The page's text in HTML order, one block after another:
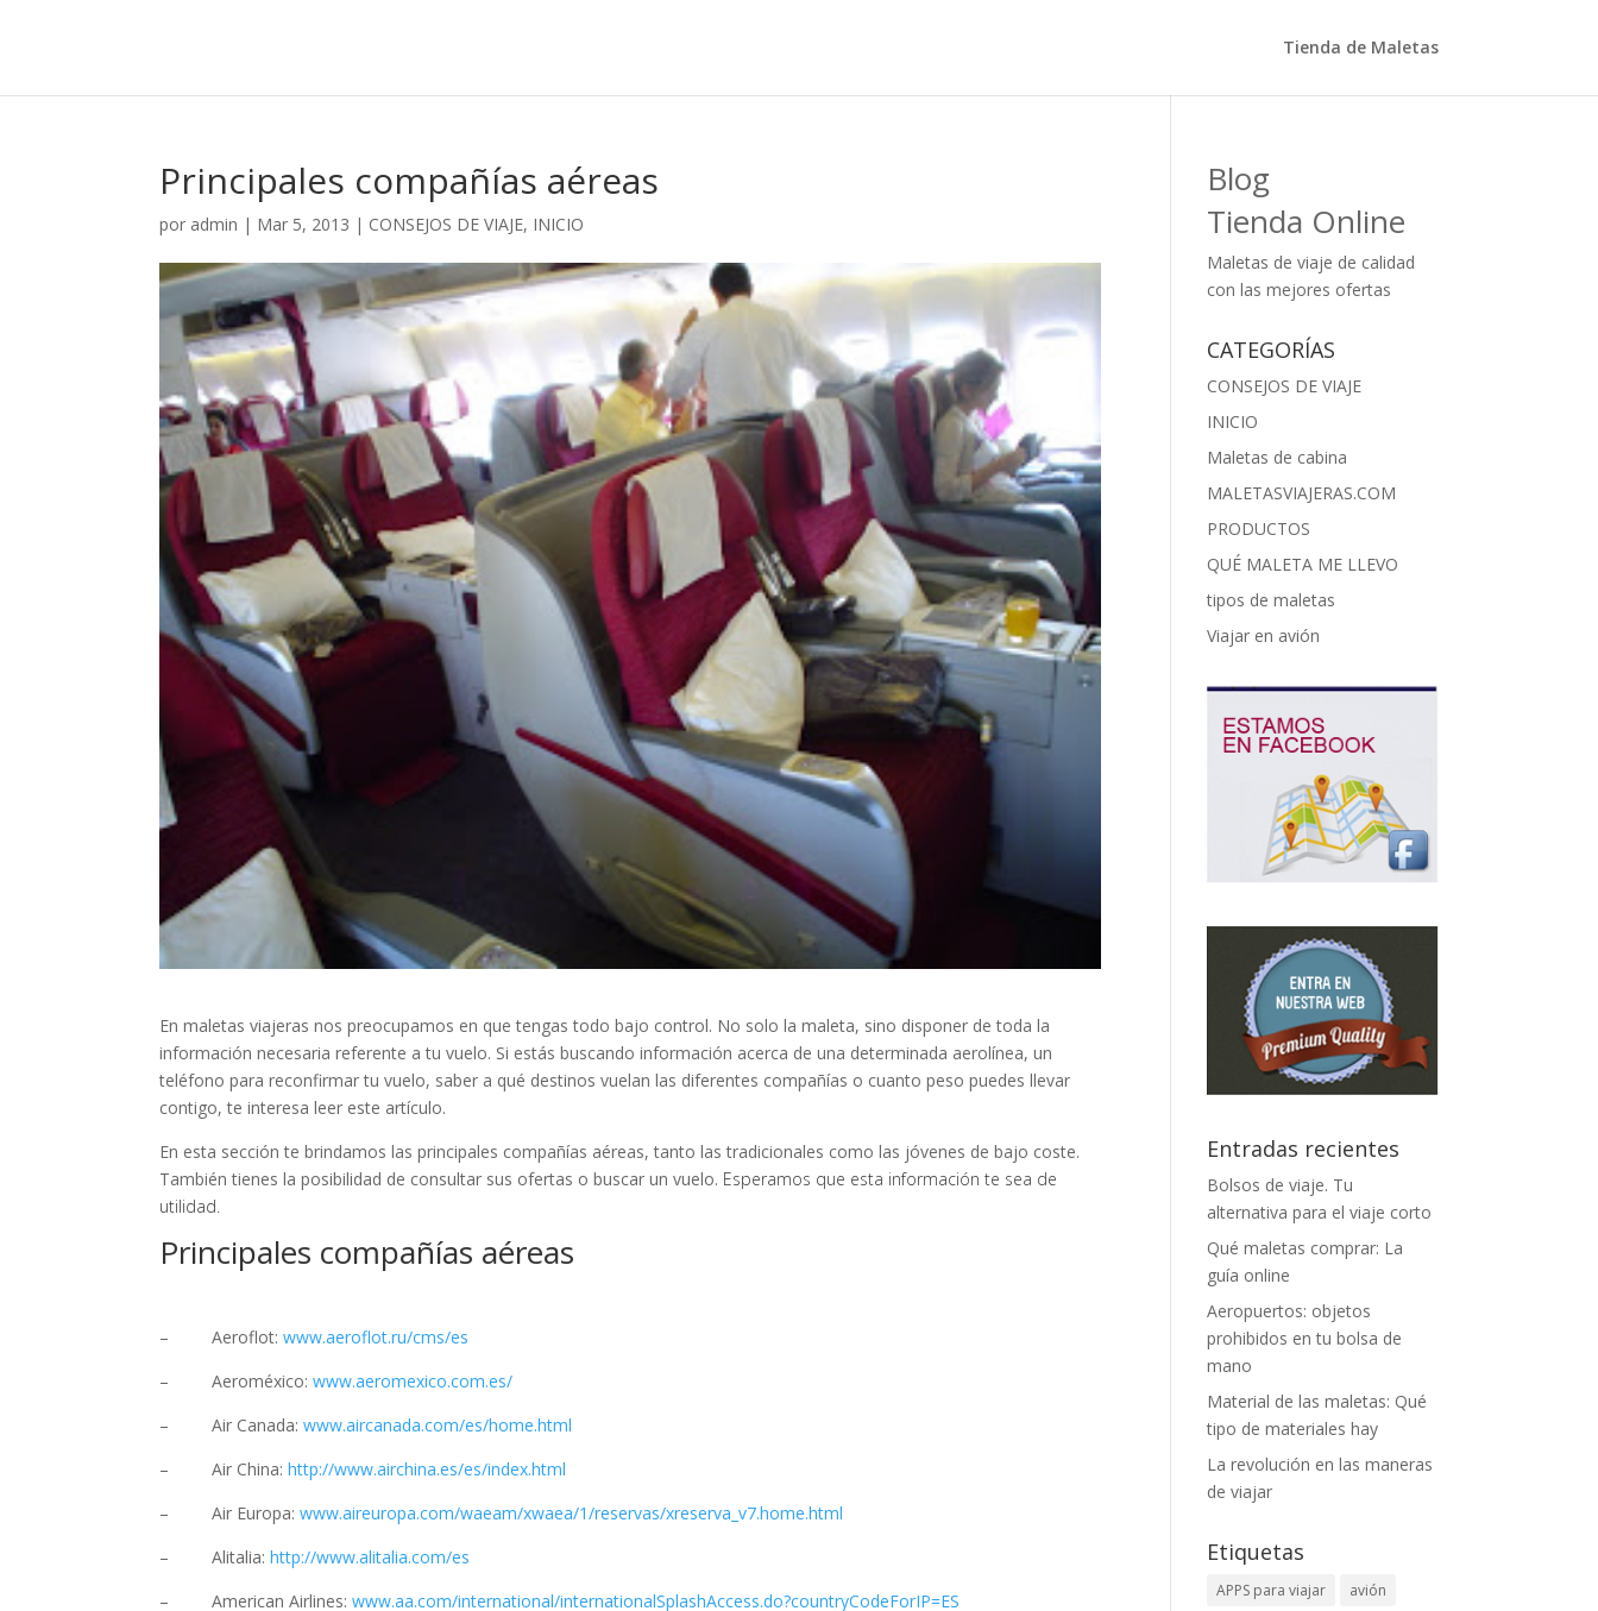
Tienda de Maletas
Principales compañías aéreas
por admin | Mar 5, 2013 | CONSEJOS DE VIAJE, INICIO
En maletas viajeras nos preocupamos en que tengas todo bajo control. No solo la maleta, sino disponer de toda la
información necesaria referente a tu vuelo. Si estás buscando información acerca de una determinada aerolínea, un
teléfono para reconfirmar tu vuelo, saber a qué destinos vuelan las diferentes compañías o cuanto peso puedes llevar
contigo, te interesa leer este artículo.
En esta sección te brindamos las principales compañías aéreas, tanto las tradicionales como las jóvenes de bajo coste.
También tienes la posibilidad de consultar sus ofertas o buscar un vuelo. Esperamos que esta información te sea de
utilidad.
Principales compañías aéreas
– Aeroflot:www.aeroflot.ru/cms/es
– Aeroméxico:www.aeromexico.com.es/
– Air Canada:www.aircanada.com/es/home.html
– Air China:http://www.airchina.es/es/index.html
– Air Europa:www.aireuropa.com/waeam/xwaea/1/reservas/xreserva_v7.home.html
– Alitalia:http://www.alitalia.com/es
– American Airlines:www.aa.com/international/internationalSplashAccess.do?countryCodeForIP=ES
Blog
Tienda Online
Maletas de viaje de calidad
con las mejores ofertas
CATEGORÍAS
CONSEJOS DE VIAJE
INICIO
Maletas de cabina
MALETASVIAJERAS.COM
PRODUCTOS
QUÉ MALETA ME LLEVO
tipos de maletas
Viajar en avión
Entradas recientes
Bolsos de viaje. Tu
alternativa para el viaje corto
Qué maletas comprar: La
guía online
Aeropuertos: objetos
prohibidos en tu bolsa de
mano
Material de las maletas: Qué
tipo de materiales hay
La revolución en las maneras
de viajar
Etiquetas
APPS para viajar
avión